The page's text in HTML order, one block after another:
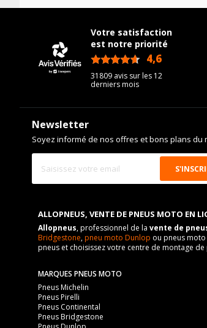
Votre satisfaction
est notre priorité
4,6
31809 avis sur les 12
derniers mois
Newsletter
Soyez informé de nos offres et bons plans du
ALLOPNEUS, VENTE DE PNEUS MOTO EN
Allopneus, professionnel de la vente de
Bridgestone,pneu moto Dunlop ou pneus
pneus et choisissez votre centre de montage de
MARQUES PNEUS MOTO
Pneus Michelin
Pneus Pirelli
Pneus Continental
Pneus Bridgestone